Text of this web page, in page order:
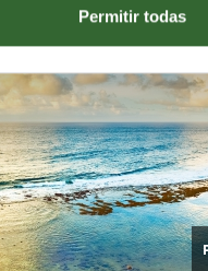
Permitir todas